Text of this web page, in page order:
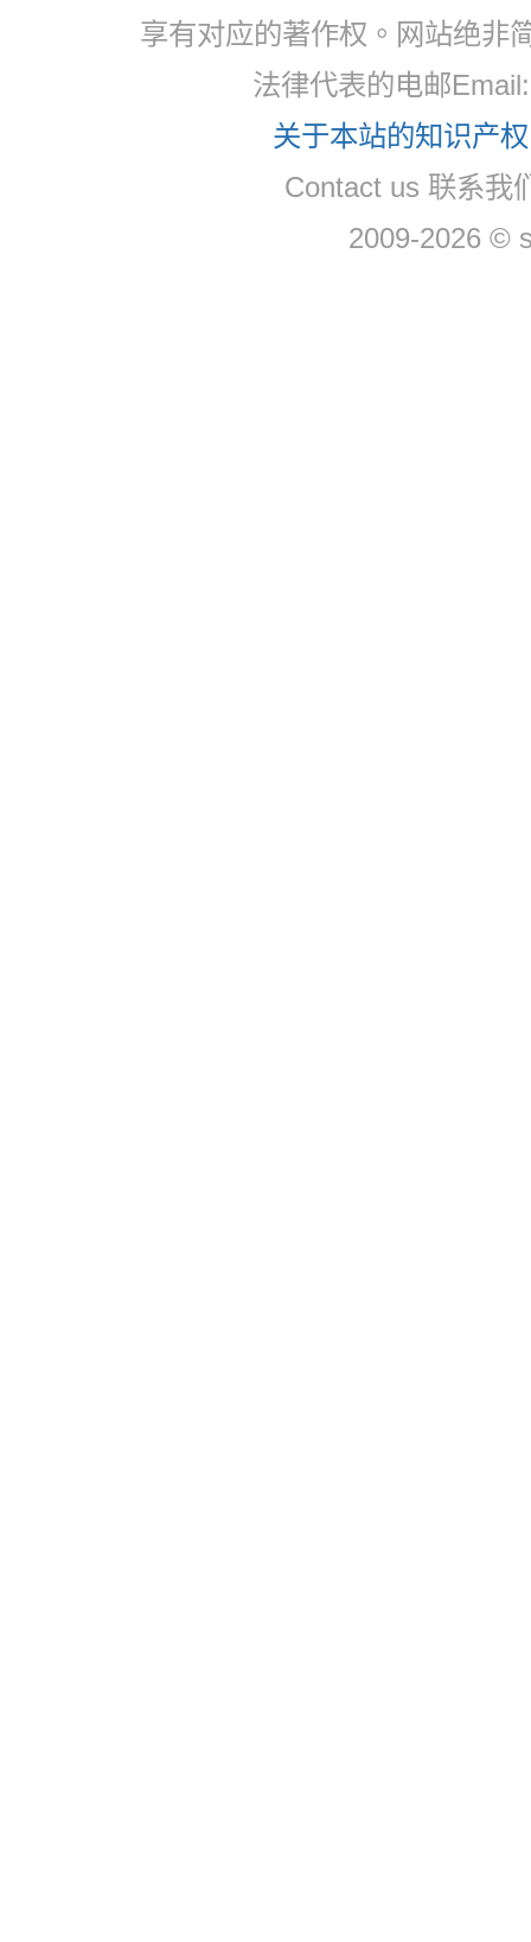
享有对应的著作权。网站绝非
法律代表的电邮
关于本站的知识产
Contact us 联系我
2009-2026 ©